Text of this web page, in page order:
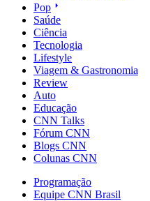
Pop
Saúde
Ciência
Tecnologia
Lifestyle
Viagem & Gastronomia
Review
Auto
Educação
CNN Talks
Fórum CNN
Blogs CNN
Colunas CNN
Programação
Equipe CNN Brasil